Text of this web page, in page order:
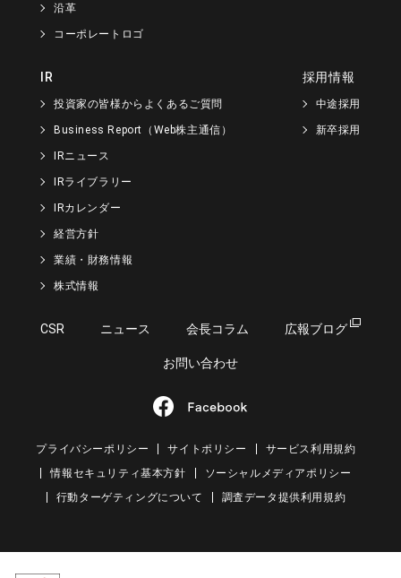
沿革
コーポレートロゴ
IR
投資家の皆様からよくあるご質問
Business Report（Web株主通信）
IRニュース
IRライブラリー
IRカレンダー
経営方針
業績・財務情報
株式情報
採用情報
中途採用
新卒採用
CSR ニュース 会長コラム 広報ブログ
お問い合わせ
プライバシーポリシー サイトポリシー
サービス利用規約
情報セキュリティ基本方針
ソーシャルメディアポリシー
行動ターゲティングについて
調査データ提供利用規約